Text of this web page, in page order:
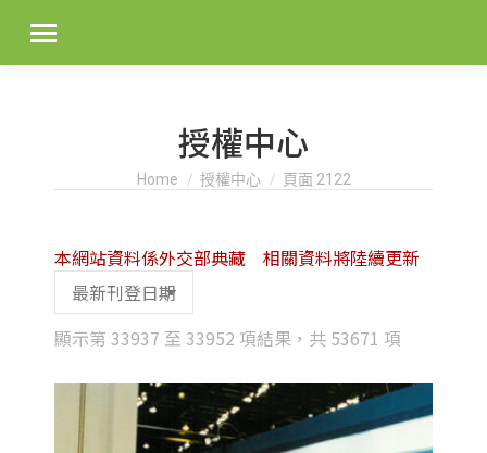
授權中心
You are here:
Home 授權中心 頁面 2122
顯示第 33937 至 33952 項結果，共 53671 項
latest
本網站資料係外交部典藏 相關資料將陸續更新